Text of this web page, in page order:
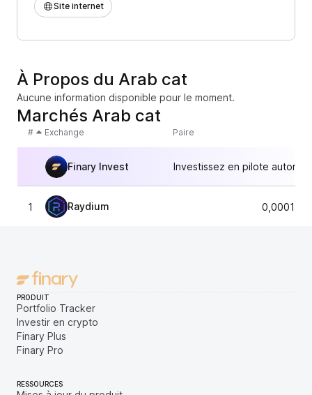
Site internet
À Propos du Arab cat
Aucune information disponible pour le moment.
Marchés Arab cat
# Exchange Paire
Finary Invest Investissez en pilote
1 Raydium
PRODUIT
Portfolio Tracker
Investir en crypto
Finary Plus
Finary Pro
RESSOURCES